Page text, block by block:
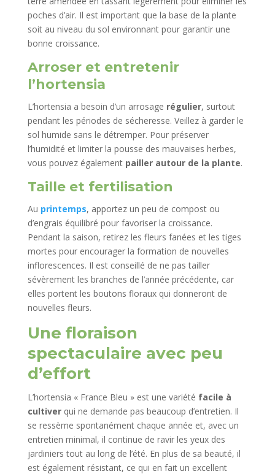
poches d’air. Il est important que la base de la plante
soit au niveau du sol environnant pour garantir une
bonne croissance.
Arroser et entretenir
l’hortensia
L’hortensia a besoin d’un arrosage régulier, surtout
pendant les périodes de sécheresse. Veillez à garder le
sol humide sans le détremper. Pour préserver
l’humidité et limiter la pousse des mauvaises herbes,
vous pouvez également pailler autour de la plante.
Taille et fertilisation
Au printemps, apportez un peu de compost ou
d’engrais équilibré pour favoriser la croissance.
Pendant la saison, retirez les fleurs fanées et les tiges
mortes pour encourager la formation de nouvelles
inflorescences. Il est conseillé de ne pas tailler
sévèrement les branches de l’année précédente, car
elles portent les boutons floraux qui donneront de
nouvelles fleurs.
Une floraison
spectaculaire avec peu
d’effort
L’hortensia « France Bleu » est une variété facile à
cultiverqui ne demande pas beaucoup d’entretien. Il
se ressème spontanément chaque année et, avec un
entretien minimal, il continue de ravir les yeux des
jardiniers tout au long de l’été. En plus de sa beauté, il
est également résistant, ce qui en fait un excellent